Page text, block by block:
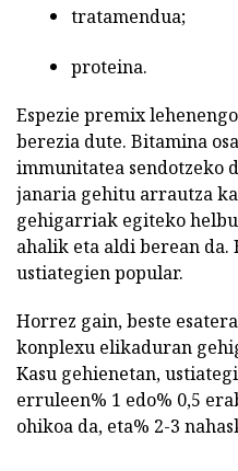
tratamendua;
proteina.
Espezie premix
berezia dute. Bitamina
immunitatea sendotzeko
janaria gehitu arrautza
gehigarriak egiteko
ahalik eta aldi berean
ustiategien popular.
Horrez gain, beste
konplexu elikaduran
Kasu gehienetan,
erruleen% 1 edo% 0,5
ohikoa da, eta% 2-3